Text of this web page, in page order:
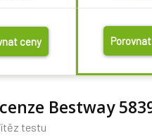
ceny
Bestway
testu